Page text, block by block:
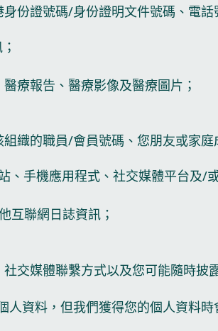
份證號碼/身份證明文件號碼、電
療報告、醫療影像及醫療圖片；
織的職員/會員號碼、您朋友或家
、手機應用程式、社交媒體平台及/
互聯網日誌資訊；
交媒體聯繫方式以及您可能隨時披
資料，但我們獲得您的個人資料時